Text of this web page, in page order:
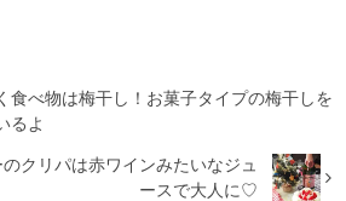
食べ物は梅干し！お菓子タイプの梅干しを
るよ
クリパは赤ワインみたいなジュ
ースで大人に♡